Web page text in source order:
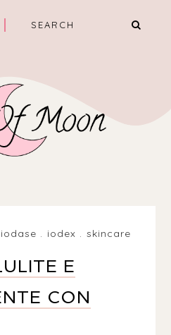
iodase . iodex . skincare
E
CON